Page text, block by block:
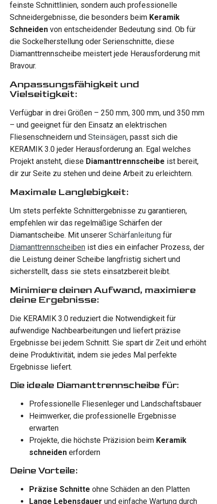
feinste Schnittlinien, sondern auch professionelle
Schneidergebnisse, die besonders beim Keramik
Schneiden von entscheidender Bedeutung sind. Ob für
die Sockelherstellung oder Serienschnitte, diese
Diamanttrennscheibe meistert jede Herausforderung mit
Bravour.
Anpassungsfähigkeit und
Vielseitigkeit:
Verfügbar in drei Größen – 250 mm, 300 mm, und 350 mm
– und geeignet für den Einsatz an elektrischen
Fliesenschneidern und Steinsägen, passt sich die
KERAMIK 3.0 jeder Herausforderung an. Egal welches
Projekt ansteht, diese Diamanttrennscheibe ist bereit,
dir zur Seite zu stehen und deine Arbeit zu erleichtern.
Maximale Langlebigkeit:
Um stets perfekte Schnittergebnisse zu garantieren,
empfehlen wir das regelmäßige Schärfen der
Diamantscheibe. Mit unserer Schärfanleitung für
Diamanttrennscheiben ist dies ein einfacher Prozess, der
die Leistung deiner Scheibe langfristig sichert und
sicherstellt, dass sie stets einsatzbereit bleibt.
Minimiere deinen Aufwand, maximiere
deine Ergebnisse:
Die KERAMIK 3.0 reduziert die Notwendigkeit für
aufwendige Nachbearbeitungen und liefert präzise
Ergebnisse bei jedem Schnitt. Sie spart dir Zeit und erhöht
deine Produktivität, indem sie jedes Mal perfekte
Ergebnisse liefert.
Die ideale Diamanttrennscheibe für:
Professionelle Fliesenleger und Landschaftsbauer
Heimwerker, die professionelle Ergebnisse
erwarten
Projekte, die höchste Präzision beim Keramik
schneiden erfordern
Deine Vorteile:
Präzise Schnitte ohne Schäden an den Platten
Lange Lebensdauer und einfache Wartung durch